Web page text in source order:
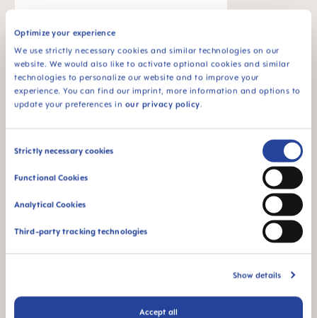
Optimize your experience
We use strictly necessary cookies and similar technologies on our
website. We would also like to activate optional cookies and similar
technologies to personalize our website and to improve your
experience. You can find our imprint, more information and options to
update your preferences in our privacy policy.
Consent
Strictly necessary cookies
Functional Cookies
Analytical Cookies
Third-party tracking technologies
Show details
Accept all
Silikone-tragt for maksimal komfort
Brug uden eller med størrelsesindsatser (3
forskellige størrelser medfølger)
Alle MAM-produkter
er fremstillet af
materialer uden BPA